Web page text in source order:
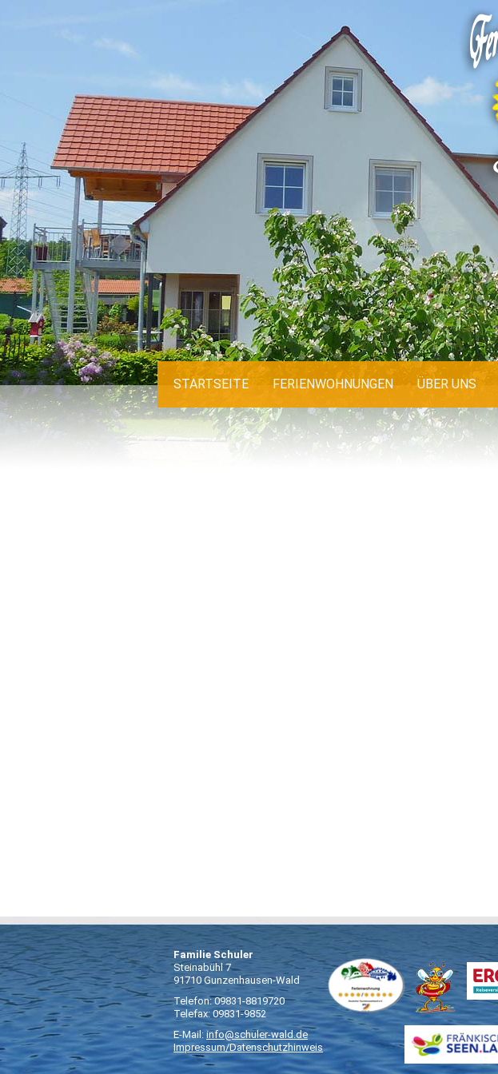
STARTSEITE FERIENWOHNUNGEN ÜBER UNS
Familie Schuler
Steinabühl 7
91710 Gunzenhausen-Wald
Telefon: 09831-8819720
Telefax: 09831-9852
E-Mail: info@schuler-wald.de
Impressum/Datenschutzhinweis